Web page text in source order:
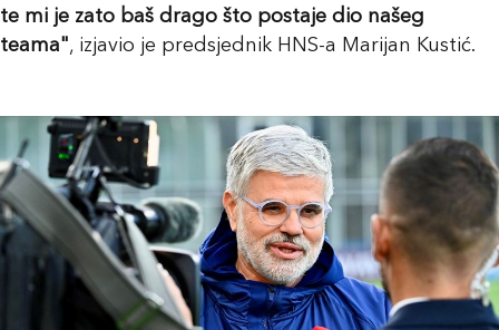
te mi je zato baš drago što postaje dio našeg
teama", izjavio je predsjednik HNS-a Marijan Kustić.